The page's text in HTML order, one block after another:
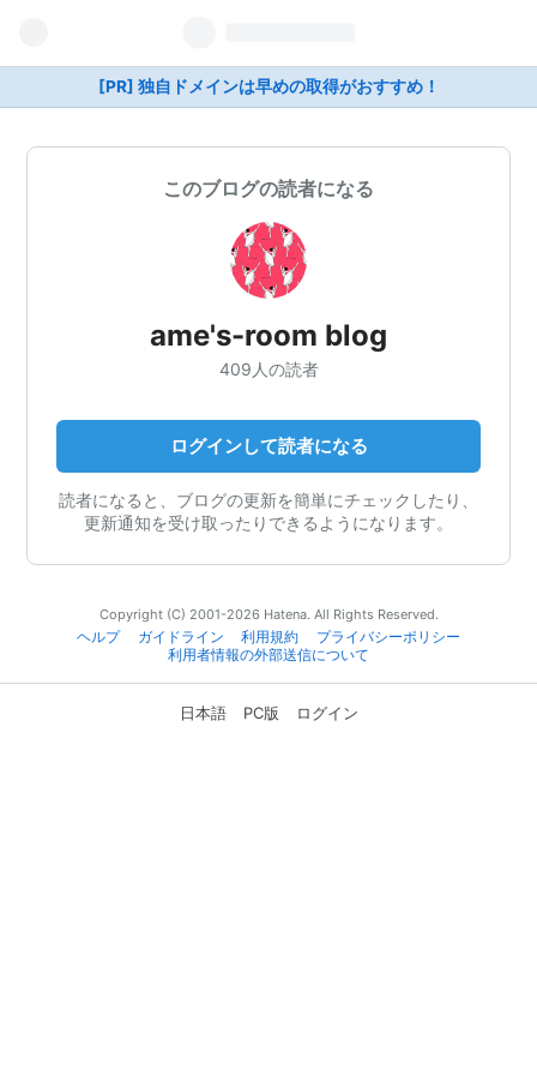
[PR] 独自ドメインは早めの取得がおすすめ！
このブログの読者になる
ame's-room blog
409人の読者
ログインして読者になる
読者になると、ブログの更新を簡単にチェックしたり、
更新通知を受け取ったりできるようになります。
Copyright (C) 2001-2026 Hatena. All Rights Reserved.
ヘルプ
ガイドライン 利用規約
プライバシーポリシー
利用者情報の外部送信について
日本語 PC版 ログイン